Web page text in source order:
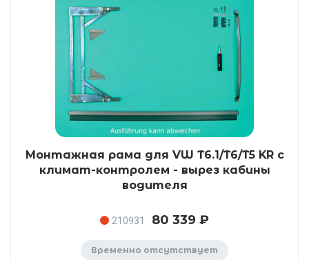
Монтажная рама для VW T6.1/T6/T5 KR с
климат-контролем - вырез кабины
водителя
210931 80 339 ₽
Временно отсутствует